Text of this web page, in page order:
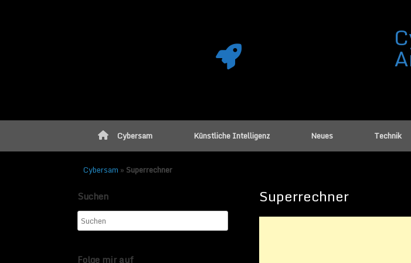
Cybersam Künstliche Intelligenz Neues Technik
Cybersam » Superrechner
Superrechner
Suchen
Folge mir auf